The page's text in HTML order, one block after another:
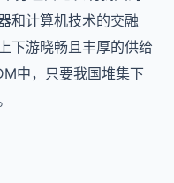
和计算机技术的交融
下游晓畅且丰厚的供给
中，只要我国堆集下